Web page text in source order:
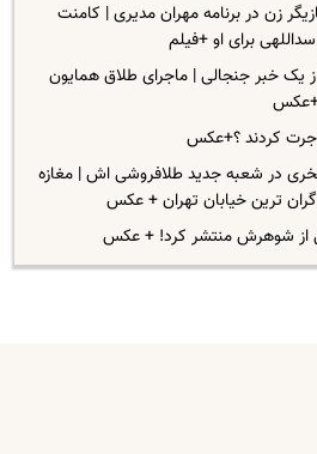
زن در برنامه مهران مدیری | کامنت
برای او +فیلم
یک خبر جنجالی | ماجرای طلاق همایون
+عکس
کردند ؟+عکس
در شعبه جدید طلافروشی اش | مغازه
ترین خیابان تهران + عکس
از شوهرش منتشر کرد! + عکس